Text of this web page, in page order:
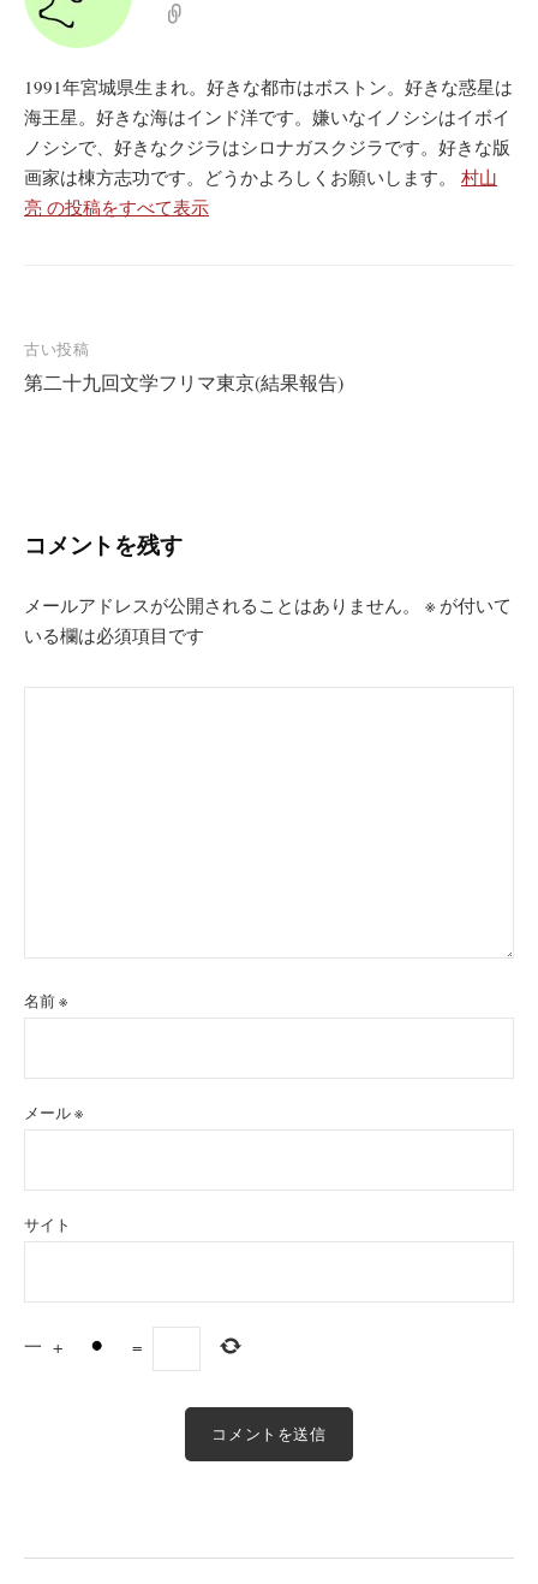
1991年宮城県生まれ。好きな都市はボストン。好きな惑星は
海王星。好きな海はインド洋です。嫌いなイノシシはイボイ
ノシシで、好きなクジラはシロナガスクジラです。好きな版
画家は棟方志功です。どうかよろしくお願いします。 村山
亮 の投稿をすべて表示
投
稿
ー
ョ
ン
古い投稿
第二十九回文学フリマ東京(結果報告)
コメントを残す
メールアドレスが公開されることはありません。 ※ が付いて
いる欄は必須項目です
名前※
メール※
サイト
一 + =